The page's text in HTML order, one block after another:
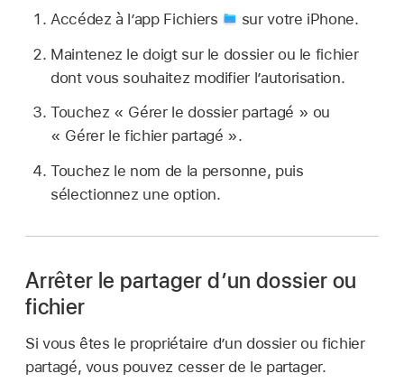
Accédez à l’app Fichiers
sur votre iPhone.
Maintenez le doigt sur le dossier ou le fichier
dont vous souhaitez modifier l’autorisation.
Touchez « Gérer le dossier partagé » ou
« Gérer le fichier partagé ».
Touchez le nom de la personne, puis
sélectionnez une option.
Arrêter le partager d’un dossier ou
fichier
Si vous êtes le propriétaire d’un dossier ou fichier
partagé, vous pouvez cesser de le partager.